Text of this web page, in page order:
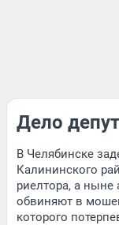
Дело
В Челябинске
Калининского
риелтора, а ныне
обвиняют в
которого